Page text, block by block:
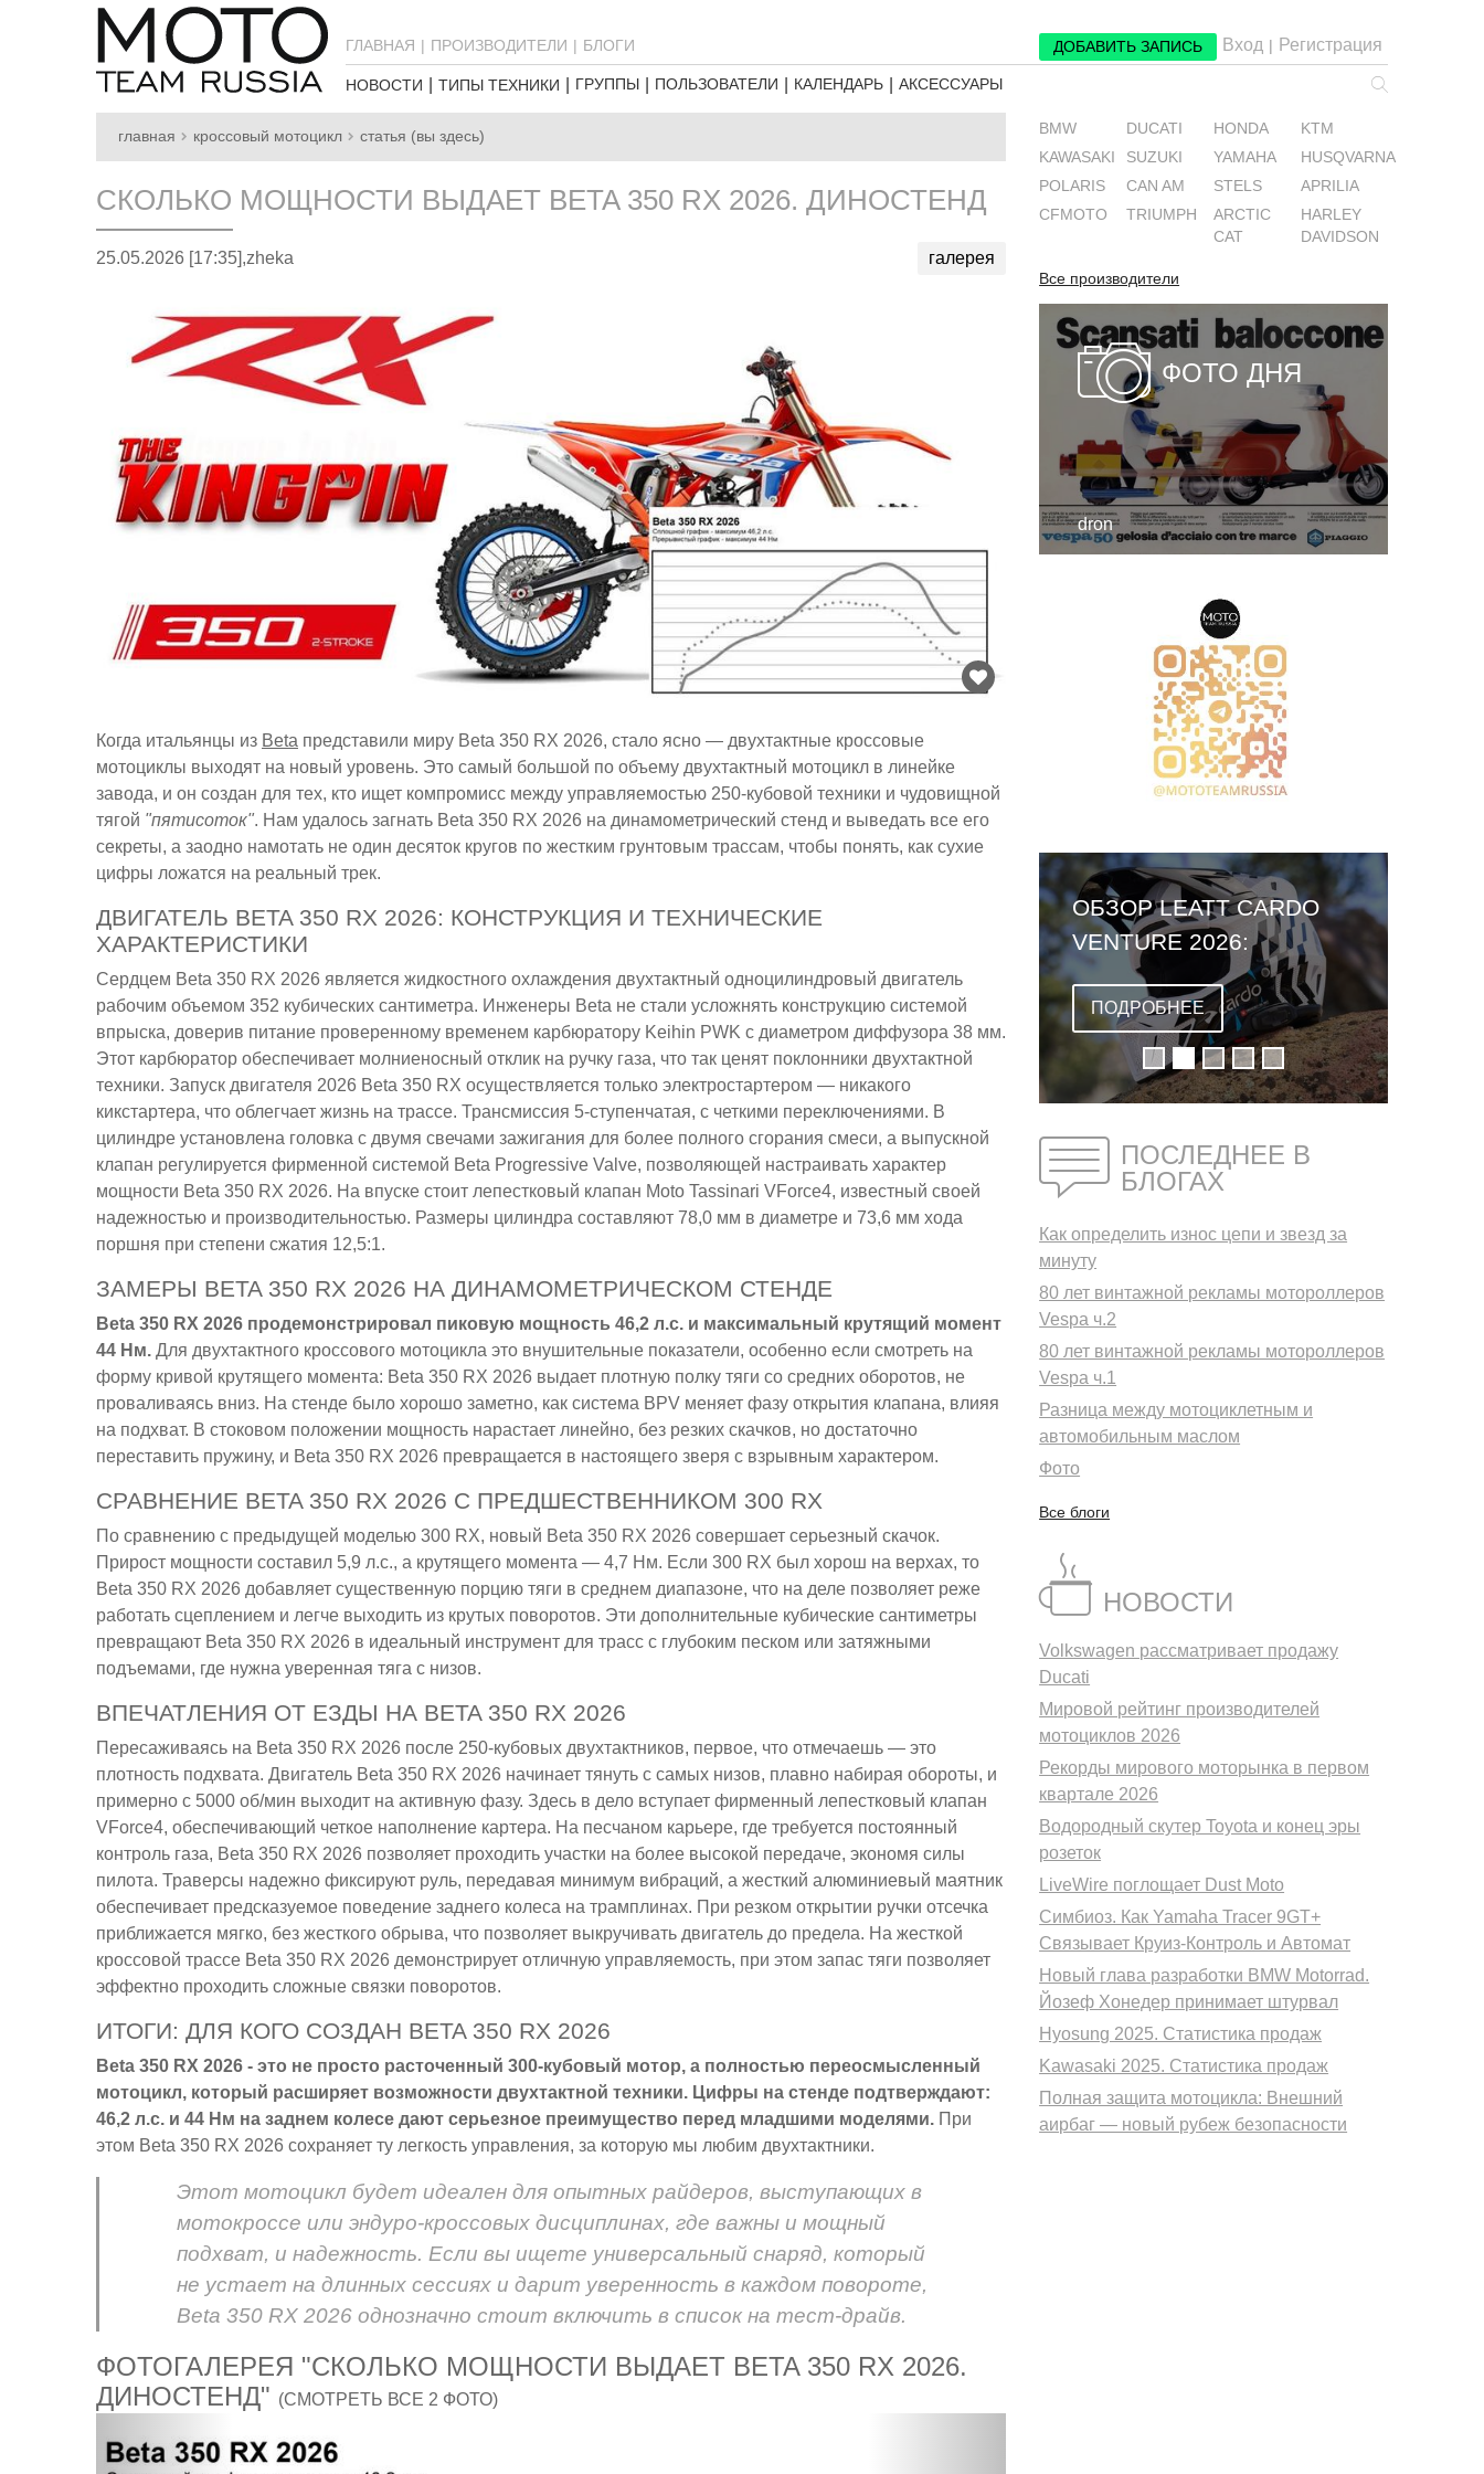
ГЛАВНАЯ ПРОИЗВОДИТЕЛИ БЛОГИ ДОБАВИТЬ ЗАПИСЬ Вход | Регистрация
НОВОСТИ ТИПЫ ТЕХНИКИ ГРУППЫ ПОЛЬЗОВАТЕЛИ КАЛЕНДАРЬ АКСЕССУАРЫ
главная кроссовый мотоцикл статья (вы здесь)
СКОЛЬКО МОЩНОСТИ ВЫДАЕТ BETA 350 RX 2026. ДИНОСТЕНД
25.05.2026 [17:35],zheka галерея
Когда итальянцы из Beta представили миру Beta 350 RX 2026, стало ясно — двухтактные кроссовые
мотоциклы выходят на новый уровень. Это самый большой по объему двухтактный мотоцикл в линейке
завода, и он создан для тех, кто ищет компромисс между управляемостью 250-кубовой техники и чудовищной
тягой "пятисоток". Нам удалось загнать Beta 350 RX 2026 на динамометрический стенд и выведать все его
секреты, а заодно намотать не один десяток кругов по жестким грунтовым трассам, чтобы понять, как сухие
цифры ложатся на реальный трек.
ДВИГАТЕЛЬ BETA 350 RX 2026: КОНСТРУКЦИЯ И ТЕХНИЧЕСКИЕ
ХАРАКТЕРИСТИКИ
Сердцем Beta 350 RX 2026 является жидкостного охлаждения двухтактный одноцилиндровый двигатель
рабочим объемом 352 кубических сантиметра. Инженеры Beta не стали усложнять конструкцию системой
впрыска, доверив питание проверенному временем карбюратору Keihin PWK с диаметром диффузора 38 мм.
Этот карбюратор обеспечивает молниеносный отклик на ручку газа, что так ценят поклонники двухтактной
техники. Запуск двигателя 2026 Beta 350 RX осуществляется только электростартером — никакого
кикстартера, что облегчает жизнь на трассе. Трансмиссия 5-ступенчатая, с четкими переключениями. В
цилиндре установлена головка с двумя свечами зажигания для более полного сгорания смеси, а выпускной
клапан регулируется фирменной системой Beta Progressive Valve, позволяющей настраивать характер
мощности Beta 350 RX 2026. На впуске стоит лепестковый клапан Moto Tassinari VForce4, известный своей
надежностью и производительностью. Размеры цилиндра составляют 78,0 мм в диаметре и 73,6 мм хода
поршня при степени сжатия 12,5:1.
ЗАМЕРЫ BETA 350 RX 2026 НА ДИНАМОМЕТРИЧЕСКОМ СТЕНДЕ
Beta 350 RX 2026 продемонстрировал пиковую мощность 46,2 л.с. и максимальный крутящий момент
44 Нм. Для двухтактного кроссового мотоцикла это внушительные показатели, особенно если смотреть на
форму кривой крутящего момента: Beta 350 RX 2026 выдает плотную полку тяги со средних оборотов, не
проваливаясь вниз. На стенде было хорошо заметно, как система BPV меняет фазу открытия клапана, влияя
на подхват. В стоковом положении мощность нарастает линейно, без резких скачков, но достаточно
переставить пружину, и Beta 350 RX 2026 превращается в настоящего зверя с взрывным характером.
СРАВНЕНИЕ BETA 350 RX 2026 С ПРЕДШЕСТВЕННИКОМ 300 RX
По сравнению с предыдущей моделью 300 RX, новый Beta 350 RX 2026 совершает серьезный скачок.
Прирост мощности составил 5,9 л.с., а крутящего момента — 4,7 Нм. Если 300 RX был хорош на верхах, то
Beta 350 RX 2026 добавляет существенную порцию тяги в среднем диапазоне, что на деле позволяет реже
работать сцеплением и легче выходить из крутых поворотов. Эти дополнительные кубические сантиметры
превращают Beta 350 RX 2026 в идеальный инструмент для трасс с глубоким песком или затяжными
подъемами, где нужна уверенная тяга с низов.
ВПЕЧАТЛЕНИЯ ОТ ЕЗДЫ НА BETA 350 RX 2026
Пересаживаясь на Beta 350 RX 2026 после 250-кубовых двухтактников, первое, что отмечаешь — это
плотность подхвата. Двигатель Beta 350 RX 2026 начинает тянуть с самых низов, плавно набирая обороты, и
примерно с 5000 об/мин выходит на активную фазу. Здесь в дело вступает фирменный лепестковый клапан
VForce4, обеспечивающий четкое наполнение картера. На песчаном карьере, где требуется постоянный
контроль газа, Beta 350 RX 2026 позволяет проходить участки на более высокой передаче, экономя силы
пилота. Траверсы надежно фиксируют руль, передавая минимум вибраций, а жесткий алюминиевый маятник
обеспечивает предсказуемое поведение заднего колеса на трамплинах. При резком открытии ручки отсечка
приближается мягко, без жесткого обрыва, что позволяет выкручивать двигатель до предела. На жесткой
кроссовой трассе Beta 350 RX 2026 демонстрирует отличную управляемость, при этом запас тяги позволяет
эффектно проходить сложные связки поворотов.
ИТОГИ: ДЛЯ КОГО СОЗДАН BETA 350 RX 2026
Beta 350 RX 2026 - это не просто расточенный 300-кубовый мотор, а полностью переосмысленный
мотоцикл, который расширяет возможности двухтактной техники. Цифры на стенде подтверждают:
46,2 л.с. и 44 Нм на заднем колесе дают серьезное преимущество перед младшими моделями. При
этом Beta 350 RX 2026 сохраняет ту легкость управления, за которую мы любим двухтактники.
Этот мотоцикл будет идеален для опытных райдеров, выступающих в
мотокроссе или эндуро-кроссовых дисциплинах, где важны и мощный
подхват, и надежность. Если вы ищете универсальный снаряд, который
не устает на длинных сессиях и дарит уверенность в каждом повороте,
Beta 350 RX 2026 однозначно стоит включить в список на тест-драйв.
ФОТОГАЛЕРЕЯ "СКОЛЬКО МОЩНОСТИ ВЫДАЕТ BETA 350 RX 2026.
ДИНОСТЕНД" (СМОТРЕТЬ ВСЕ 2 ФОТО)
BMW DUCATI HONDA
KTM
KAWASAKI
SUZUKI YAMAHA
HUSQVARNA
POLARIS
CAN AM STELS
APRILIA
CFMOTO
TRIUMPH
ARCTIC
CAT
HARLEY
DAVIDSON
Все производители
ФОТО ДНЯ
dron
ОБЗОР LEATT CARDO
VENTURE 2026:
ПЕРВЫЙ ШЛЕМ СО
ВСТРОЕННОЙ
ГАРНИТУРОЙ
ПОДРОБНЕЕ
ПОСЛЕДНЕЕ В
БЛОГАХ
Как определить износ цепи и звезд за
минуту
80 лет винтажной рекламы мотороллеров
Vespa ч.2
80 лет винтажной рекламы мотороллеров
Vespa ч.1
Разница между мотоциклетным и
автомобильным маслом
Фото
Все блоги
НОВОСТИ
Volkswagen рассматривает продажу
Ducati
Мировой рейтинг производителей
мотоциклов 2026
Рекорды мирового моторынка в первом
квартале 2026
Водородный скутер Toyota и конец эры
розеток
LiveWire поглощает Dust Moto
Симбиоз. Как Yamaha Tracer 9GT+
Связывает Круиз-Контроль и Автомат
Новый глава разработки BMW Motorrad.
Йозеф Хонедер принимает штурвал
Hyosung 2025. Статистика продаж
Kawasaki 2025. Статистика продаж
Полная защита мотоцикла: Внешний
аирбаг — новый рубеж безопасности